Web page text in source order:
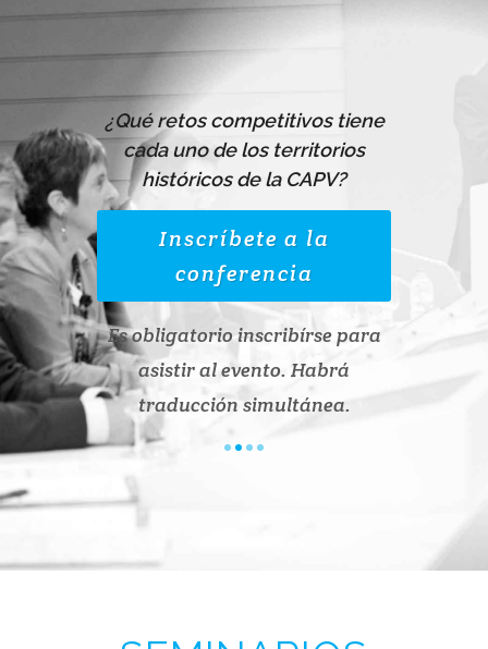
sus
para
¿Qué retos competitivos tiene
cada uno de los territorios
históricos de la CAPV?
Inscríbete a la
conferencia
Es obligatorio inscribírse para
asistir al evento. Habrá
traducción simultánea.